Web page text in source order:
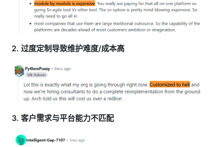
2. 过度定制导致维护难度/成本高
3. 客户需求与平台能力不匹配